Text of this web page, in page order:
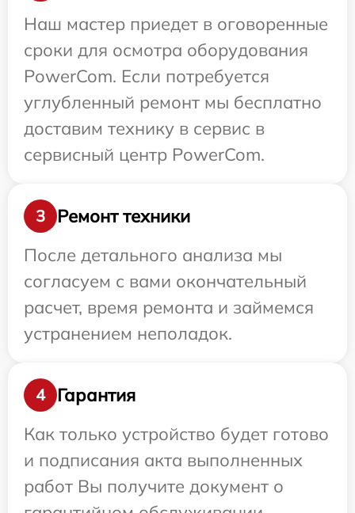
Наш мастер приедет в оговоренные
сроки для осмотра оборудования
PowerCom. Если потребуется
углубленный ремонт мы бесплатно
доставим технику в сервис в
сервисный центр PowerCom.
3
Ремонт техники
После детального анализа мы
согласуем с вами окончательный
расчет, время ремонта и займемся
устранением неполадок.
4
Гарантия
Как только устройство будет готово
и подписания акта выполненных
работ Вы получите документ о